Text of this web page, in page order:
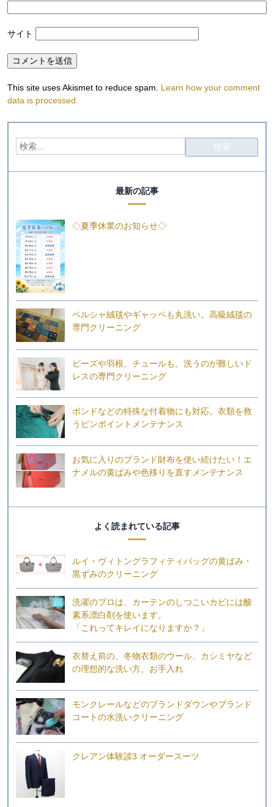
サイト
This site uses Akismet to reduce spam. Learn how your comment
data is processed.
最新の記事
◇夏季休業のお知らせ◇
ペルシャ絨毯やギャッベも丸洗い。高級絨毯の
専門クリーニング
ビーズや羽根、チュールも。洗うのが難しいド
レスの専門クリーニング
ボンドなどの特殊な付着物にも対応。衣類を救
うピンポイントメンテナンス
お気に入りのブランド財布を使い続けたい！エ
ナメルの黄ばみや色移りを直すメンテナンス
よく読まれている記事
ルイ・ヴィトングラフィティバッグの黄ばみ・
黒ずみのクリーニング
洗濯のプロは、カーテンのしつこいカビには酸
素系漂白剤を使います。
「これってキレイになりますか？」
衣替え前の、冬物衣類のウール、カシミヤなど
の理想的な洗い方、お手入れ
モンクレールなどのブランドダウンやブランド
コートの水洗いクリーニング
クレアン体験談3 オーダースーツ